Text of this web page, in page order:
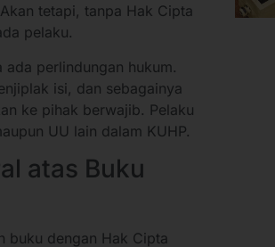
Akan tetapi, tanpa Hak Cipta
pelaku.
perlindungan hukum.
isi, dan sebagainya
ke pihak berwajib. Pelaku
UU lain dalam KUHP.
atas Buku
buku dengan Hak Cipta